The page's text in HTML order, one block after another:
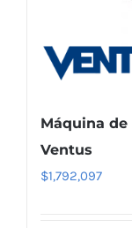
Máquina de
Ventus
$1,792,097